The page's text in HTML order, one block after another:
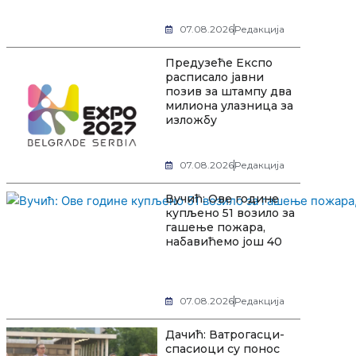
07.08.2026Редакција
Предузеће Експо
расписало јавни
позив за штампу два
милиона улазница за
изложбу
07.08.2026Редакција
Вучић: Ове године
купљено 51 возило за
гашење пожара,
набавићемо још 40
07.08.2026Редакција
Дачић: Ватрогасци-
спасиоци су понос